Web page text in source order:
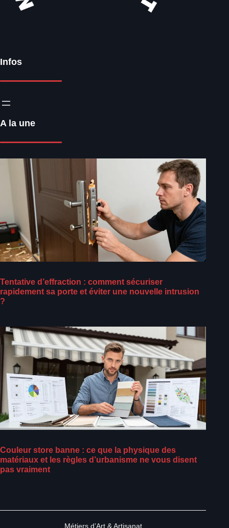
Infos
A la une
Tentative d’effraction : comment sécuriser
rapidement sa porte et éviter une nouvelle intrusion
?
Couleur store banne : ce que la physique des
matériaux et les règles d’urbanisme ne vous disent
pas vraiment
Métiers d’Art & Artisanat